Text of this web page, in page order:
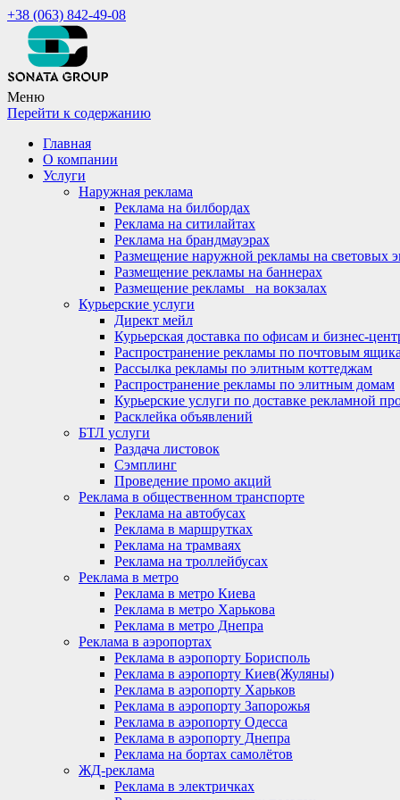
+38 (063) 842-49-08
Меню
Перейти к содержанию
Главная
О компании
Услуги
Наружная реклама
Реклама на билбордах
Реклама на ситилайтах
Реклама на брандмауэрах
Размещение наружной рекламы на световых
Размещение рекламы на баннерах
Размещение рекламы_ на вокзалах
Курьерские услуги
Директ мейл
Курьерская доставка по офисам и бизнес-
Распространение рекламы по почтовым
Рассылка рекламы по элитным коттеджам
Распространение рекламы по элитным домам
Курьерские услуги по доставке рекламной
Расклейка объявлений
БТЛ услуги
Раздача листовок
Сэмплинг
Проведение промо акций
Реклама в общественном транспорте
Реклама на автобусах
Реклама в маршрутках
Реклама на трамваях
Реклама на троллейбусах
Реклама в метро
Реклама в метро Киева
Реклама в метро Харькова
Реклама в метро Днепра
Реклама в аэропортах
Реклама в аэропорту Борисполь
Реклама в аэропорту Киев(Жуляны)
Реклама в аэропорту Харьков
Реклама в аэропорту Запорожья
Реклама в аэропорту Одесса
Реклама в аэропорту Днепра
Реклама на бортах самолётов
ЖД-реклама
Реклама в электричках